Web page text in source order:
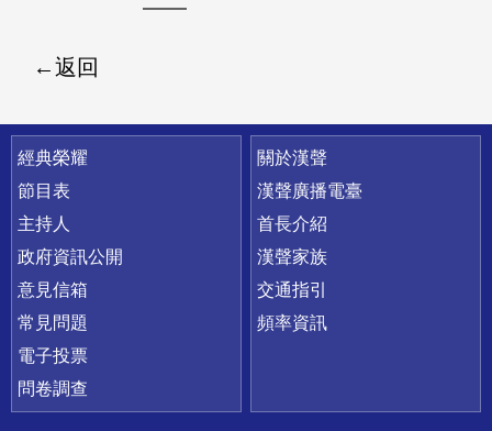
返回
快速連結
經典榮耀
節目表
主持人
政府資訊公開
意見信箱
常見問題
電子投票
問卷調查
關於漢聲
漢聲廣播電臺
首長介紹
漢聲家族
交通指引
頻率資訊